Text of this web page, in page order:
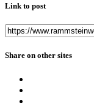
Link to post
Share on other sites